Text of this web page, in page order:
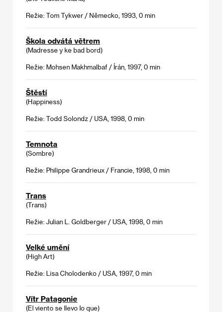
Režie: Tom Tykwer / Německo, 1993, 0 min
Škola odvátá větrem
(Madresse y ke bad bord)
Režie: Mohsen Makhmalbaf / Írán, 1997, 0 min
Štěstí
(Happiness)
Režie: Todd Solondz / USA, 1998, 0 min
Temnota
(Sombre)
Režie: Philippe Grandrieux / Francie, 1998, 0 min
Trans
(Trans)
Režie: Julian L. Goldberger / USA, 1998, 0 min
Velké umění
(High Art)
Režie: Lisa Cholodenko / USA, 1997, 0 min
Vítr Patagonie
(El viento se Ilevo Io que)